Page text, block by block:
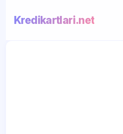
Kredikartlari.net